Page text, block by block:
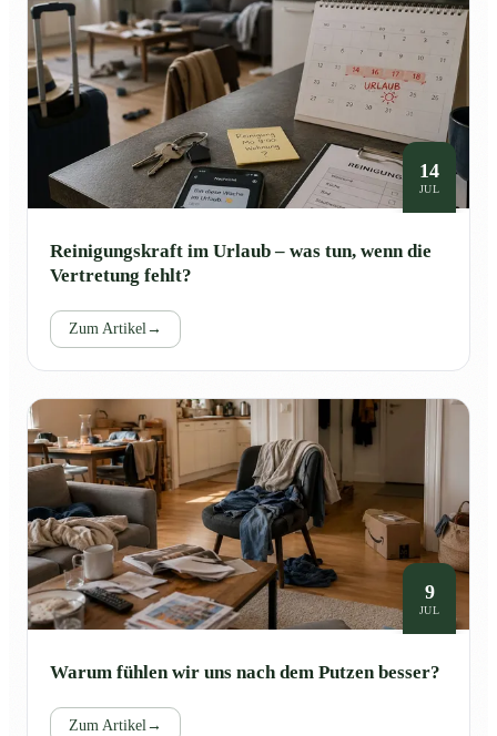
14
JUL
Reinigungskraft im Urlaub – was tun, wenn die
Vertretung fehlt?
Zum Artikel→
9
JUL
Warum fühlen wir uns nach dem Putzen besser?
Zum Artikel→